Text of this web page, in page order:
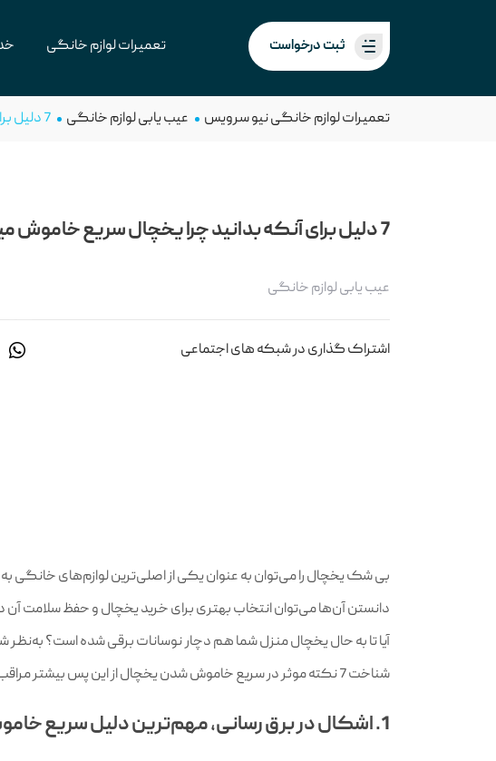
ثبت درخواست تعمیرات لوازم خانگی
تعمیرات لوازم خانگی نیو سرویس عیب یابی لوازم خانگی 7 دلیل برای آنکه بدانید چرا یخچال سریع خاموش میشود
7 دلیل برای آنکه بدانید چرا یخچال سریع خاموش میشود
عیب یابی لوازم خانگی
اشتراک گذاری در شبکه های اجتماعی
بی شک یخچال را می‌توان به عنوان یکی از اصلی‌ترین لوازم‌های خانگی به
دانستن آن‌ها می‌توان انتخاب بهتری برای خرید یخچال و حفظ سلامت
آیا تا به حال یخچال منزل شما هم دچار نوسانات برقی شده است؟
شناخت 7 نکته موثر در سریع خاموش شدن یخچال از این پس بیشتر مراقب یخچال‌های آشپزخانه‌تان خواهید بود. همراه ما باشید.
1. اشکال در برق رسانی، مهم‌ترین دلیل سریع خاموش شدن یخچال